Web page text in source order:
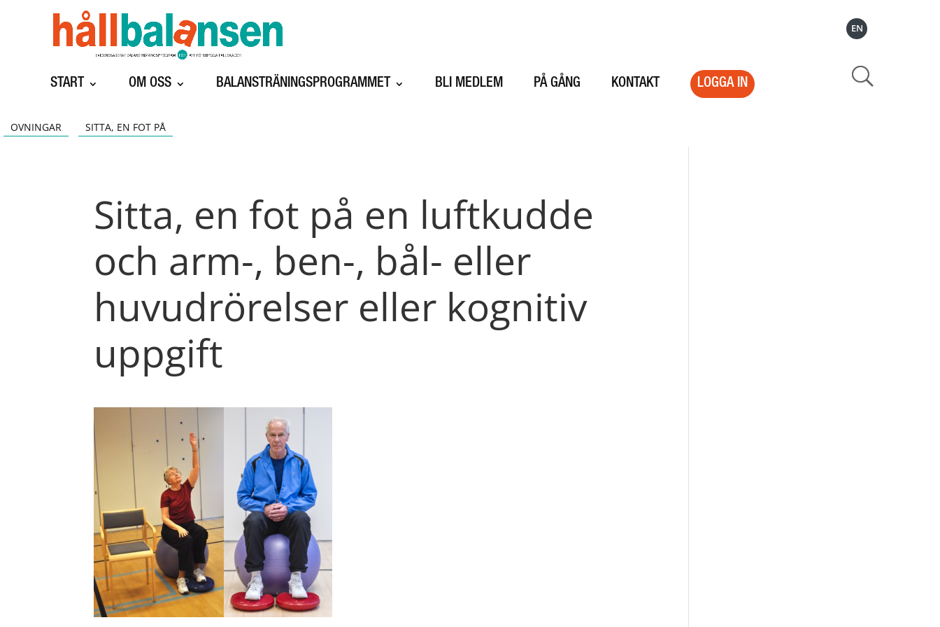
EN
START OM OSS BALANSTRÄNINGSPROGRAMMET BLI MEDLEM PÅ GÅNG KONTAKT LOGGA IN
OVNINGAR SITTA, EN FOT PÅ
Sitta, en fot på en luftkudde
och arm-, ben-, bål- eller
huvudrörelser eller kognitiv
uppgift